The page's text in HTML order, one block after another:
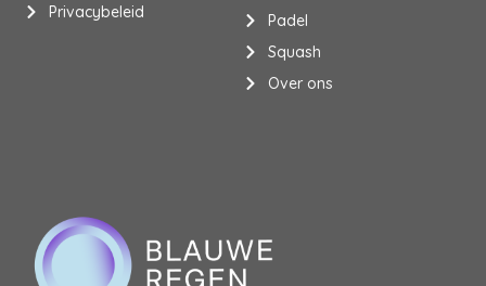
Padel
Squash
Over ons
Privacybeleid